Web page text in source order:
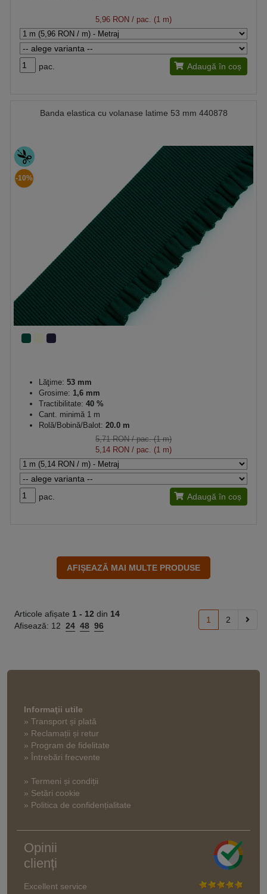
5,96 RON / pac. (1 m)
pac. Adaugă în coș
Banda elastica cu volanase latime 53 mm 440878
-10%
Lăţime: 53 mm
Grosime: 1,6 mm
Tractibilitate: 40 %
Cant. minimă 1 m
Rolă/Bobină/Balot: 20.0 m
5,71 RON/ pac. (1 m)
5,14 RON / pac. (1 m)
pac. Adaugă în coș
Articole afișate 1 - 12 din 14
Afisează: 12 24 48 96
1 2
Informaţii utile
» Transport și plată
» Reclamații și retur
» Program de fidelitate
» Întrebări frecvente
» Termeni și condiții
» Setări cookie
» Politica de confidențialitate
Opinii
clienți
Excellent service